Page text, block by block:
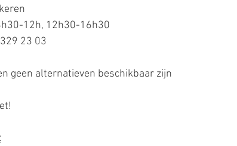
12h, 12h30-16h30
329 23 03
geen alternatieven beschikbaar zijn